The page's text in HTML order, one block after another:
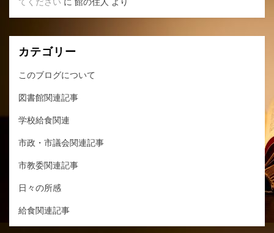
カテゴリー
このブログについて
図書館関連記事
学校給食関連
市政・市議会関連記事
市教委関連記事
日々の所感
給食関連記事